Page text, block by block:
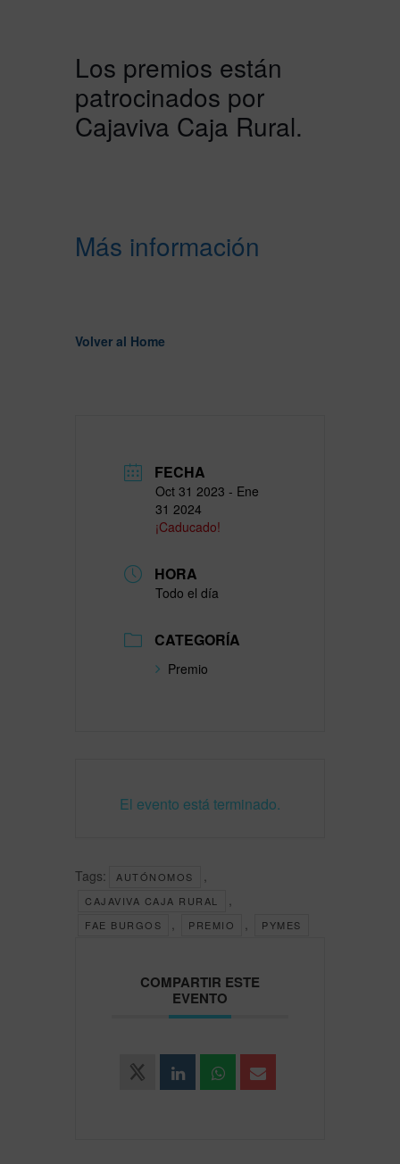
Los premios están
patrocinados por
Cajaviva Caja Rural.
Más información
Volver al Home
FECHA
Oct 31 2023 - Ene
31 2024
¡Caducado!
HORA
Todo el día
CATEGORÍA
Premio
El evento está terminado.
Tags: AUTÓNOMOS ,
CAJAVIVA CAJA RURAL ,
FAE BURGOS , PREMIO , PYMES
COMPARTIR ESTE
EVENTO